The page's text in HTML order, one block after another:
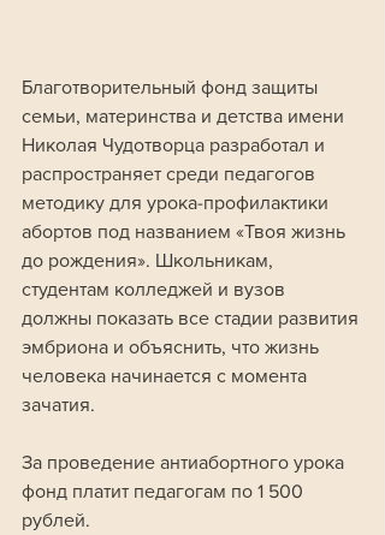
Благотворительный фонд защиты
семьи, материнства и детства имени
Николая Чудотворца разработал и
распространяет среди педагогов
методику для урока-профилактики
абортов под названием «Твоя жизнь
до рождения». Школьникам,
студентам колледжей и вузов
должны показать все стадии развития
эмбриона и объяснить, что жизнь
человека начинается с момента
зачатия.
За проведение антиабортного урока
фонд платит педагогам по 1 500
рублей.